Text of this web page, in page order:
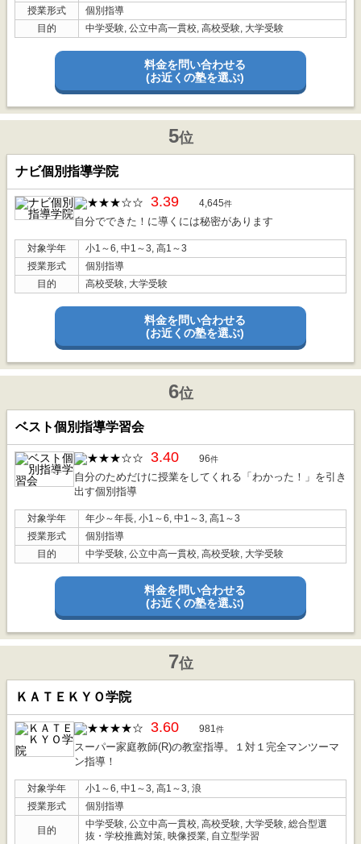
授業形式
個別指導
目的
中学受験, 公立中高一貫校, 高校受験, 大学受験
料金を問い合わせる
(お近くの塾を選ぶ)
5位
ナビ個別指導学院
3.39 4,645件
自分でできた！に導くには秘密があります
対象学年
小1～6, 中1～3, 高1～3
授業形式
個別指導
目的
高校受験, 大学受験
料金を問い合わせる
(お近くの塾を選ぶ)
6位
ベスト個別指導学習会
3.40 96件
自分のためだけに授業をしてくれる「わかった！」を引き
出す個別指導
対象学年
年少～年長, 小1～6, 中1～3, 高1～3
授業形式
個別指導
目的
中学受験, 公立中高一貫校, 高校受験, 大学受験
料金を問い合わせる
(お近くの塾を選ぶ)
7位
ＫＡＴＥＫＹＯ学院
3.60 981件
スーパー家庭教師(R)の教室指導。１対１完全マンツーマ
ン指導！
対象学年
小1～6, 中1～3, 高1～3, 浪
授業形式
個別指導
目的
中学受験, 公立中高一貫校, 高校受験, 大学受験, 総合型選
抜・学校推薦対策, 映像授業, 自立型学習